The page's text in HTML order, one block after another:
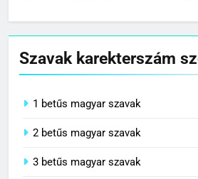
Szavak karekterszám
1 betűs magyar szavak
2 betűs magyar szavak
3 betűs magyar szavak